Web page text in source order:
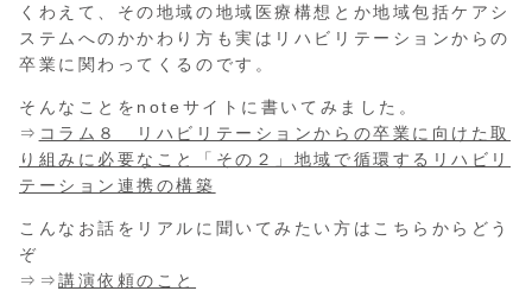
くわえて、その地域の地域医療構想とか地域包括ケアシ
ステムへのかかわり方も実はリハビリテーションからの
卒業に関わってくるのです。
そんなことをnoteサイトに書いてみました。
⇒ コラム８ リハビリテーションからの卒業に向けた取
り組みに必要なこと「その２」地域で循環するリハビリ
テーション連携の構築
こんなお話をリアルに聞いてみたい方はこちらからどう
ぞ
⇒⇒講演依頼のこと